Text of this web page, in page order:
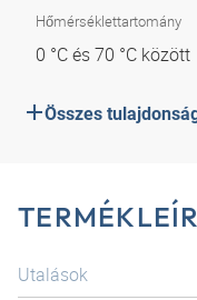
Hőmérséklettartomány
0 °C és 70 °C között
Összes
Utalások